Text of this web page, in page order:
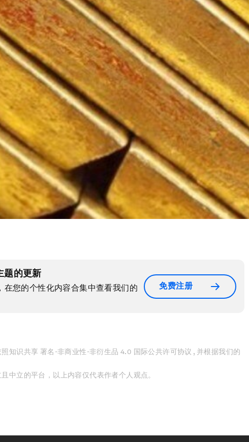
题的更新
在您的个性化内容合集中查看我们的
免费注册
知识共享 署名-非商业性-非衍生品 4.0 国际公共许可协议 , 并根据我们的
中立的平台，以上内容仅代表作者个人观点。